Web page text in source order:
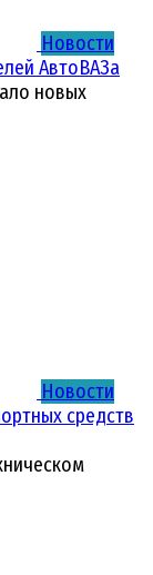
Новости
АвтоВАЗа
новых
Новости
средств